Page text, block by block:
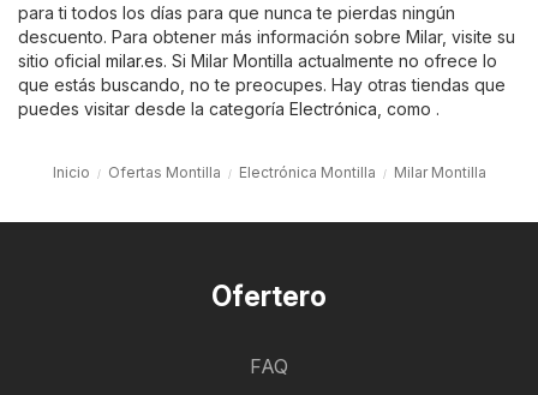
para ti todos los días para que nunca te pierdas ningún
descuento. Para obtener más información sobre Milar, visite su
sitio oficial milar.es. Si Milar Montilla actualmente no ofrece lo
que estás buscando, no te preocupes. Hay otras tiendas que
puedes visitar desde la categoría Electrónica , como .
Inicio Ofertas Montilla Electrónica Montilla Milar Montilla
Ofertero
FAQ